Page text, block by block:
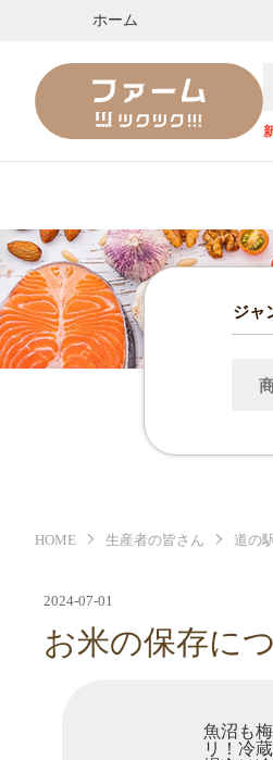
ホーム
ジャ
HOME 生産者の皆さん 道の
2024-07-01
お米の保存に
魚沼も
リ！冷